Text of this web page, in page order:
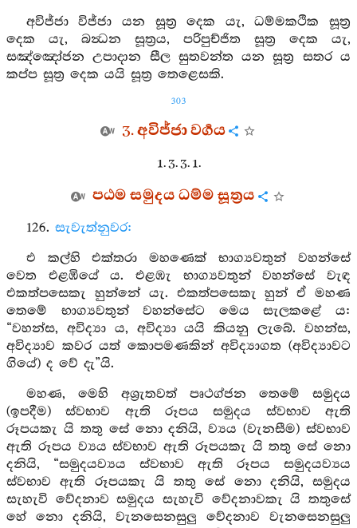
අවිජ්ජා විජ්ජා යන සූත්‍ර දෙක යැ, ධම්මකථික සූත්‍ර
දෙක යැ, බන්‍ධන සූත්‍රය, පරිපුච්ජිත සූත්‍ර දෙක යැ,
සඤ්ඤෝජන උපාදාන සීල සුතවන්ත යන සූත්‍ර සතර ය
කප්ප සූත්‍ර දෙක යයි සූත්‍ර තෙළෙසකි.
303
3. අවිජ්ජා වර්‍ගය
1. 3. 3. 1.
පඨම සමුදය ධම්ම සූත්‍රය
126. සැවැත්නුවර:
එ කල්හි එක්තරා මහණෙක් භාග්‍යවතුන් වහන්සේ
වෙත එළඹියේ ය. එළඹැ භාග්‍යවතුන් වහන්සේ වැඳ
එකත්පසෙකැ හුන්නේ යැ. එකත්පසෙකැ හුන් ඒ මහණ
තෙමේ භාග්‍යවතුන් වහන්සේට මෙය සැලකළේ ය:
“වහන්ස, අවිද්‍යා ය, අවිද්‍යා යයි කියනු ලැබේ. වහන්ස,
අවිද්‍යාව කවර යත් කොපමණකින් අවිද්‍යාගත (අවිද්‍යාවට
ගියේ) ද වේ දැ”යි.
මහණ, මෙහි අශ්‍රැතවත් පෘථග්ජන තෙමේ සමුදය
(ඉපදීම) ස්වභාව ඇති රූපය සමුදය ස්වභාව ඇති
රූපයකැ යි තතු සේ නො දනියි, ව්‍යය (වැනසීම) ස්වභාව
ඇති රූපය ව්‍යය ස්වභාව ඇති රූපයකැ යි තතු සේ නො
දනියි, “සමුදයව්‍යය ස්වභාව ඇති රූපය සමුදයව්‍යය
ස්වභාව ඇති රූපයකැ යි තතු සේ නො දනියි, සමුදය
සැහැවි වේදනාව සමුදය සැහැවි වේදනාවකැ යි තතුසේ
හේ නො දනියි, වැනසෙනසුලු වේදනාව වැනසෙනසුලු